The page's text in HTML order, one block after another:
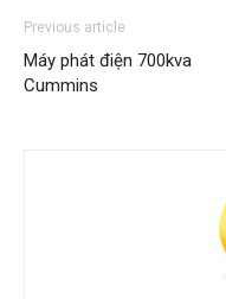
Previous article
Máy phát điện 700kva
Cummins